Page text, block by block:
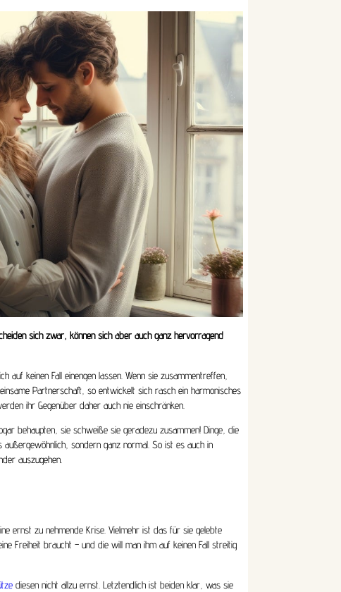
sich zwar, können sich aber auch ganz hervorragend
keinen Fall einengen lassen. Wenn sie zusammentreffen,
Partnerschaft, so entwickelt sich rasch ein harmonisches
ihr Gegenüber daher auch nie einschränken.
behaupten, sie schweiße sie geradezu zusammen! Dinge, die
sondern ganz normal. So ist es auch in
auszugehen.
ernst zu nehmende Krise. Vielmehr ist das für sie gelebte
Freiheit braucht – und die will man ihm auf keinen Fall streitig
diesen nicht allzu ernst. Letztendlich ist beiden klar, was sie